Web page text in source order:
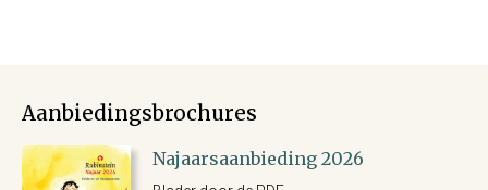
Aanbiedingsbrochures
Najaarsaanbieding 2026